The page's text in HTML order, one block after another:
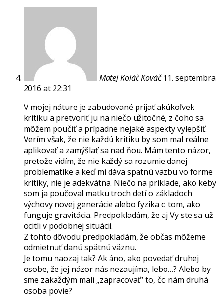
Matej Koláč Kováč 11. septembra
2016 at 22:31
V mojej náture je zabudované prijať akúkoľvek
kritiku a pretvoriť ju na niečo užitočné, z čoho sa
môžem poučiť a prípadne nejaké aspekty vylepšiť.
Verím však, že nie každú kritiku by som mal reálne
aplikovať a zamýšlať sa nad ňou. Mám tento názor,
pretože vidím, že nie každý sa rozumie danej
problematike a keď mi dáva spätnú väzbu vo forme
kritiky, nie je adekvátna. Niečo na príklade, ako keby
som ja poučoval matku troch detí o základoch
výchovy novej generácie alebo fyzika o tom, ako
funguje gravitácia. Predpokladám, že aj Vy ste sa už
ocitli v podobnej situácií.
Z tohto dôvodu predpokladám, že občas môžeme
odmietnuť danú spätnú väznu.
Je tomu naozaj tak? Ak áno, ako povedať druhej
osobe, že jej názor nás nezaujíma, lebo…? Alebo by
sme zakaždým mali „zapracovať“ to, čo nám druhá
osoba povie?